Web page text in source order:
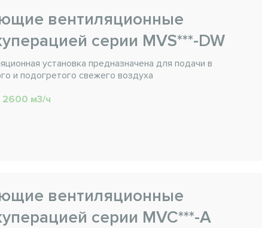
вентиляционные
серии MVS***-DW
установка предназначена для подачи в
и подогретого свежего воздуха
2600 м3/ч
вентиляционные
серии MVC***-A